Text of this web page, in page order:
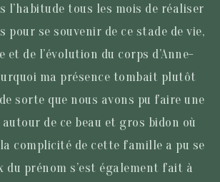
l’habitude tous les mois de réaliser
pour se souvenir de ce stade de vie,
de l’évolution du corps d’Anne-
ma présence tombait plutôt
sorte que nous avons pu faire une
de ce beau et gros bidon où
complicité de cette famille a pu se
du prénom s’est également fait à